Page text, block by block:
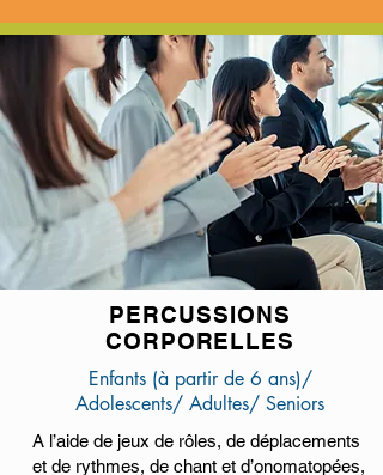
PERCUSSIONS
CORPORELLES
Enfants (à partir de 6 ans)/
Adolescents/ Adultes/ Seniors
A l’aide de jeux de rôles, de déplacements
et de rythmes, de chant et d’onomatopées,